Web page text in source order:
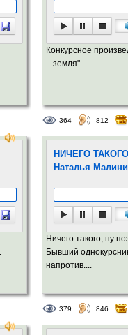
Конкурсное
– земля"
364 812
НИЧЕГО ТАКОГО
Наталья
Ничего такого, ну
Бывший
напротив....
379 846